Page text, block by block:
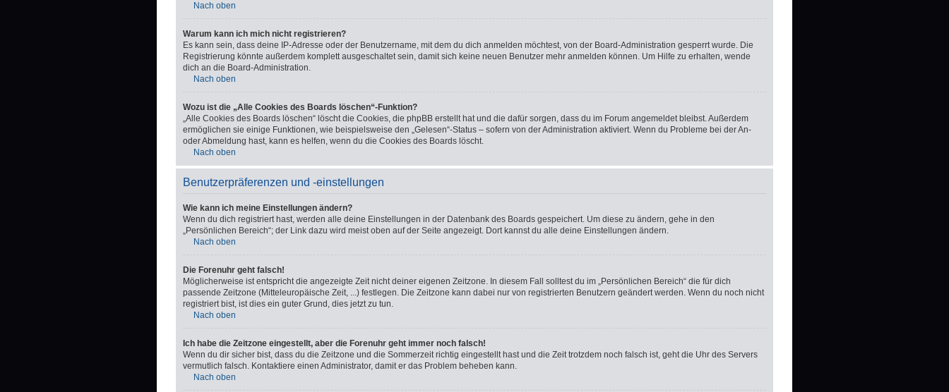
Nach oben
Warum kann ich mich nicht registrieren?
Es kann sein, dass deine IP-Adresse oder der Benutzername, mit dem du dich anmelden möchtest, von der Board-Administration gesperrt wurde. Die
Registrierung könnte außerdem komplett ausgeschaltet sein, damit sich keine neuen Benutzer mehr anmelden können. Um Hilfe zu erhalten, wende
dich an die Board-Administration.
Nach oben
Wozu ist die „Alle Cookies des Boards löschen“-Funktion?
„Alle Cookies des Boards löschen“ löscht die Cookies, die phpBB erstellt hat und die dafür sorgen, dass du im Forum angemeldet bleibst. Außerdem
ermöglichen sie einige Funktionen, wie beispielsweise den „Gelesen“-Status – sofern von der Administration aktiviert. Wenn du Probleme bei der An-
oder Abmeldung hast, kann es helfen, wenn du die Cookies des Boards löscht.
Nach oben
Benutzerpräferenzen und -einstellungen
Wie kann ich meine Einstellungen ändern?
Wenn du dich registriert hast, werden alle deine Einstellungen in der Datenbank des Boards gespeichert. Um diese zu ändern, gehe in den
„Persönlichen Bereich“; der Link dazu wird meist oben auf der Seite angezeigt. Dort kannst du alle deine Einstellungen ändern.
Nach oben
Die Forenuhr geht falsch!
Möglicherweise ist entspricht die angezeigte Zeit nicht deiner eigenen Zeitzone. In diesem Fall solltest du im „Persönlichen Bereich“ die für dich
passende Zeitzone (Mitteleuropäische Zeit, ...) festlegen. Die Zeitzone kann dabei nur von registrierten Benutzern geändert werden. Wenn du noch nicht
registriert bist, ist dies ein guter Grund, dies jetzt zu tun.
Nach oben
Ich habe die Zeitzone eingestellt, aber die Forenuhr geht immer noch falsch!
Wenn du dir sicher bist, dass du die Zeitzone und die Sommerzeit richtig eingestellt hast und die Zeit trotzdem noch falsch ist, geht die Uhr des Servers
vermutlich falsch. Kontaktiere einen Administrator, damit er das Problem beheben kann.
Nach oben